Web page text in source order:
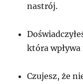
nastrój.
która
Czujesz, że